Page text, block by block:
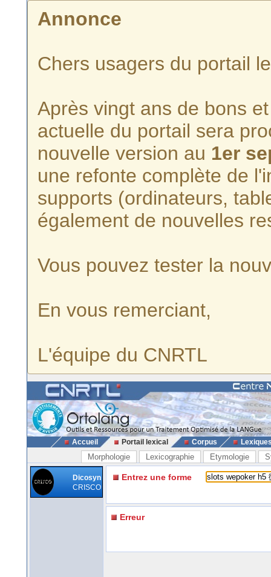
Annonce
Chers usagers du portail
Après vingt ans de bons
actuelle du portail sera
nouvelle version au 1er
une refonte complète de
supports (ordinateurs,
également de nouvelles
Vous pouvez tester la
En vous remerciant,
L'équipe du CNRTL
Accueil Portail lexical Corpus
Morphologie Lexicographie Etymologie
Dicosyn
CRISCO
Entrez une forme
Erreur